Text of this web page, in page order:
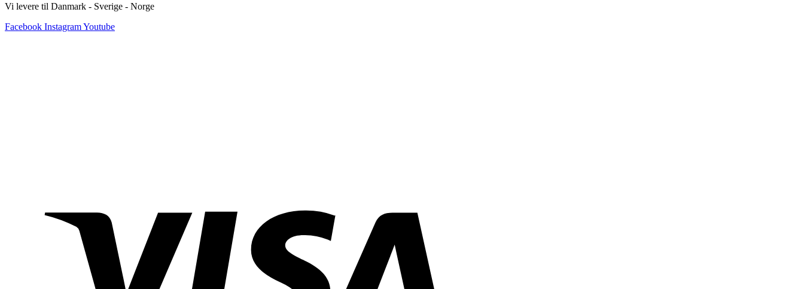
Vi levere til Danmark - Sverige - Norge
Facebook InstagramYoutube